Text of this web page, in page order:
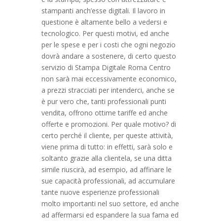
stampanti anch’esse digitali. Il lavoro in
questione è altamente bello a vedersi e
tecnologico. Per questi motivi, ed anche
per le spese e per i costi che ogni negozio
dovrà andare a sostenere, di certo questo
servizio di Stampa Digitale Roma Centro
non sarà mai eccessivamente economico,
a prezzi stracciati per intenderci, anche se
è pur vero che, tanti professionali punti
vendita, offrono ottime tariffe ed anche
offerte e promozioni. Per quale motivo? di
certo perché il cliente, per queste attività,
viene prima di tutto: in effetti, sarà solo e
soltanto grazie alla clientela, se una ditta
simile riuscirà, ad esempio, ad affinare le
sue capacità professionali, ad accumulare
tante nuove esperienze professionali
molto importanti nel suo settore, ed anche
ad affermarsi ed espandere la sua fama ed